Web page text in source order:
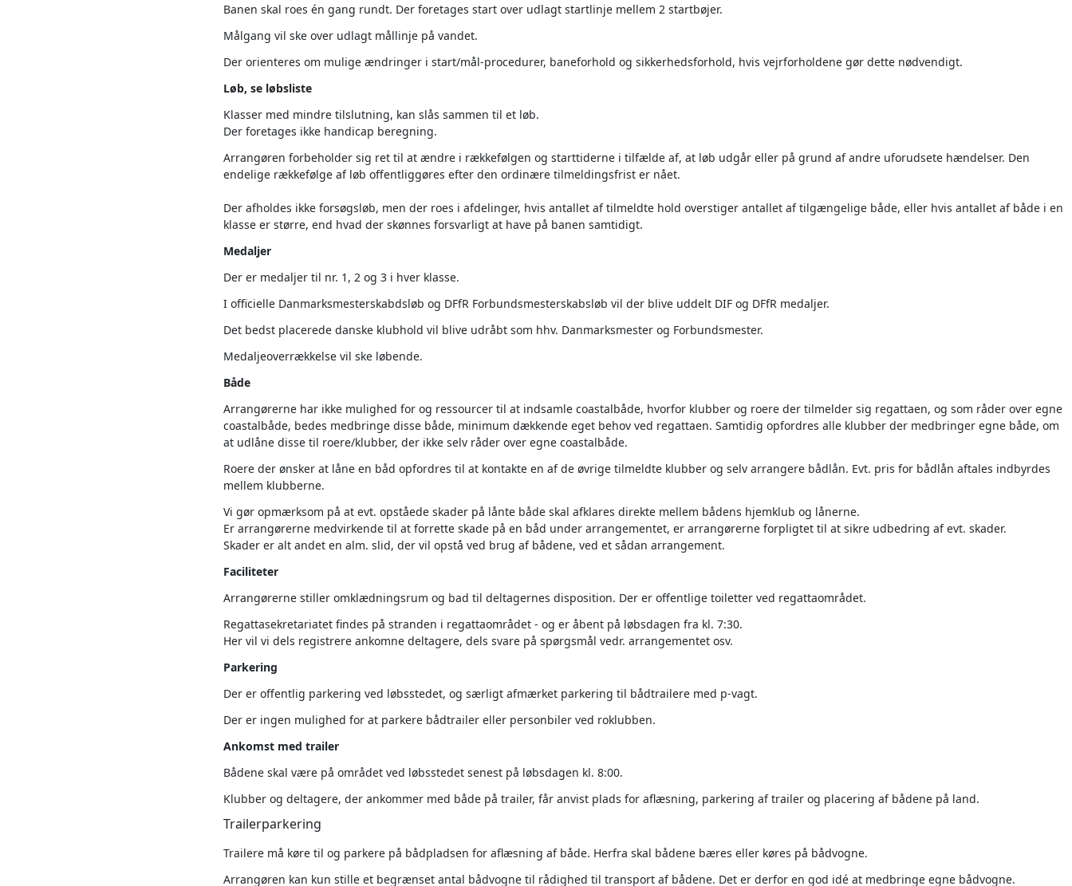
Banen skal roes én gang rundt. Der foretages start over udlagt startlinje mellem 2 startbøjer.
Målgang vil ske over udlagt mållinje på vandet.
Der orienteres om mulige ændringer i start/mål-procedurer, baneforhold og sikkerhedsforhold, hvis vejrforholdene gør dette nødvendigt.
Løb, se løbsliste
Klasser med mindre tilslutning, kan slås sammen til et løb.
Der foretages ikke handicap beregning.
Arrangøren forbeholder sig ret til at ændre i rækkefølgen og starttiderne i tilfælde af, at løb udgår eller på grund af andre uforudsete hændelser. Den
endelige rækkefølge af løb offentliggøres efter den ordinære tilmeldingsfrist er nået.
Der afholdes ikke forsøgsløb, men der roes i afdelinger, hvis antallet af tilmeldte hold overstiger antallet af tilgængelige både, eller hvis antallet af både i en
klasse er større, end hvad der skønnes forsvarligt at have på banen samtidigt.
Medaljer
Der er medaljer til nr. 1, 2 og 3 i hver klasse.
I officielle Danmarksmesterskabdsløb og DFfR Forbundsmesterskabsløb vil der blive uddelt DIF og DFfR medaljer.
Det bedst placerede danske klubhold vil blive udråbt som hhv. Danmarksmester og Forbundsmester.
Medaljeoverrækkelse vil ske løbende.
Både
Arrangørerne har ikke mulighed for og ressourcer til at indsamle coastalbåde, hvorfor klubber og roere der tilmelder sig regattaen, og som råder over egne
coastalbåde, bedes medbringe disse både, minimum dækkende eget behov ved regattaen. Samtidig opfordres alle klubber der medbringer egne både, om
at udlåne disse til roere/klubber, der ikke selv råder over egne coastalbåde.
Roere der ønsker at låne en båd opfordres til at kontakte en af de øvrige tilmeldte klubber og selv arrangere bådlån. Evt. pris for bådlån aftales indbyrdes
mellem klubberne.
Vi gør opmærksom på at evt. opståede skader på lånte både skal afklares direkte mellem bådens hjemklub og lånerne.
Er arrangørerne medvirkende til at forrette skade på en båd under arrangementet, er arrangørerne forpligtet til at sikre udbedring af evt. skader.
Skader er alt andet en alm. slid, der vil opstå ved brug af bådene, ved et sådan arrangement.
Faciliteter
Arrangørerne stiller omklædningsrum og bad til deltagernes disposition. Der er offentlige toiletter ved regattaområdet.
Regattasekretariatet findes på stranden i regattaområdet - og er åbent på løbsdagen fra kl. 7:30.
Her vil vi dels registrere ankomne deltagere, dels svare på spørgsmål vedr. arrangementet osv.
Parkering
Der er offentlig parkering ved løbsstedet, og særligt afmærket parkering til bådtrailere med p-vagt.
Der er ingen mulighed for at parkere bådtrailer eller personbiler ved roklubben.
Ankomst med trailer
Bådene skal være på området ved løbsstedet senest på løbsdagen kl. 8:00.
Klubber og deltagere, der ankommer med både på trailer, får anvist plads for aflæsning, parkering af trailer og placering af bådene på land.
Trailerparkering
Trailere må køre til og parkere på bådpladsen for aflæsning af både. Herfra skal bådene bæres eller køres på bådvogne.
Arrangøren kan kun stille et begrænset antal bådvogne til rådighed til transport af bådene. Det er derfor en god idé at medbringe egne bådvogne.